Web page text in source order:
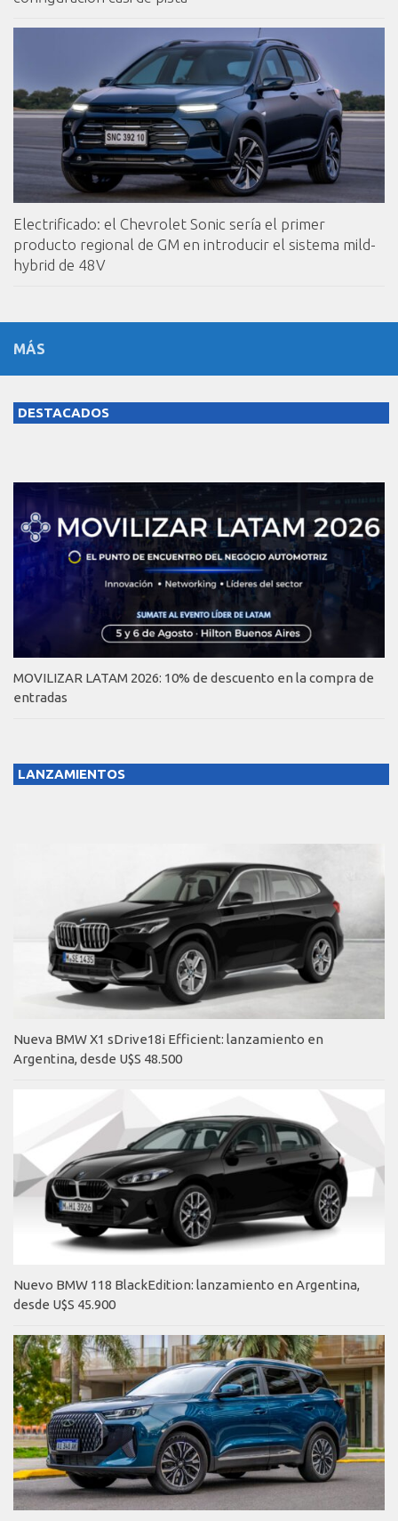
Electrificado: el Chevrolet Sonic sería el primer
producto regional de GM en introducir el sistema mild-
hybrid de 48V
MÁS
DESTACADOS
MOVILIZAR LATAM 2026: 10% de descuento en la compra de
entradas
LANZAMIENTOS
Nueva BMW X1 sDrive18i Efficient: lanzamiento en
Argentina, desde U$S 48.500
Nuevo BMW 118 BlackEdition: lanzamiento en Argentina,
desde U$S 45.900